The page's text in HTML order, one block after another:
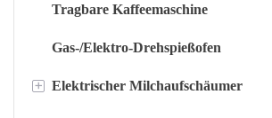
Tragbare Kaffeemaschine
Gas-/Elektro-Drehspießofen
+ Elektrischer Milchaufschäumer